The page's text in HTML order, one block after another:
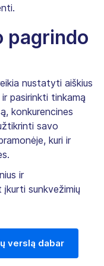
pagrindo
nustatyti aiškius
pasirinkti tinkamą
konkurencines
savo
kuri ir
ir
įkurti sunkvežimių
verslą dabar